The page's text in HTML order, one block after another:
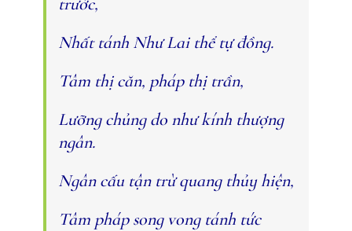
Nhất tánh Như Lai thể tự đồng.
Tâm thị căn, pháp thị trần,
Lưỡng chủng do như kính thượng
ngân.
Ngân cấu tận trừ quang thủy hiện,
Tâm pháp song vong tánh tức